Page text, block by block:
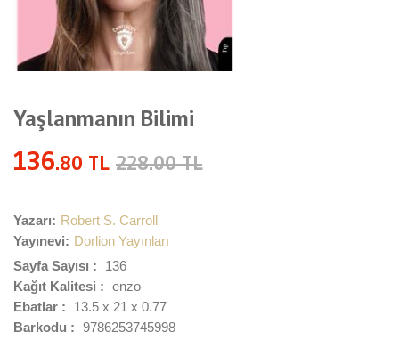
Yaşlanmanın Bilimi
136.80 TL 228.00 TL
Yazarı: Robert S. Carroll
Yayınevi: Dorlion Yayınları
Sayfa Sayısı :
136
Kağıt Kalitesi : enzo
Ebatlar :
13.5 x 21 x 0.77
Barkodu : 9786253745998